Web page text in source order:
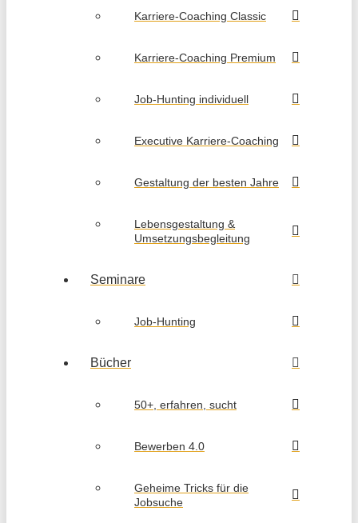
Karriere-Coaching Classic
Karriere-Coaching Premium
Job-Hunting individuell
Executive Karriere-Coaching
Gestaltung der besten Jahre
Lebensgestaltung &
Umsetzungsbegleitung
Seminare
Job-Hunting
Bücher
50+, erfahren, sucht
Bewerben 4.0
Geheime Tricks für die
Jobsuche